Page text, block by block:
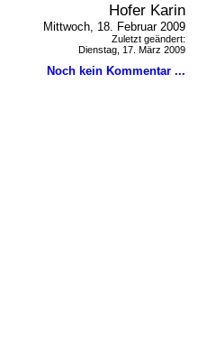
Hofer Karin
Mittwoch, 18. Februar 2009
Zuletzt geändert:
Dienstag, 17. März 2009
Noch kein Kommentar ...